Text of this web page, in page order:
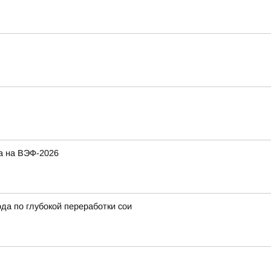
на ВЭФ-2026
по глубокой переработки сои